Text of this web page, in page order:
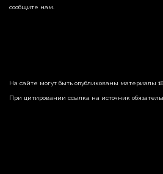
сообщите нам.
На сайте могут быть опубликованы материалы
При цитировании ссылка на источник